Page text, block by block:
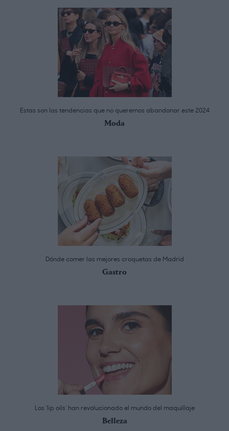
Estas son las tendencias que no queremos abandonar este 2024
Moda
Dónde comer las mejores croquetas de Madrid
Gastro
Los ‘lip oils’ han revolucionado el mundo del maquillaje
Belleza